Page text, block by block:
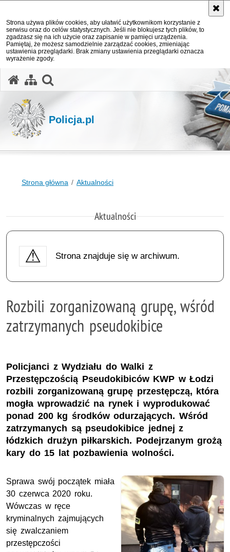
Strona używa plików cookies, aby ułatwić użytkownikom korzystanie z
serwisu oraz do celów statystycznych. Jeśli nie blokujesz tych plików, to
zgadzasz się na ich użycie oraz zapisanie w pamięci urządzenia.
Pamiętaj, że możesz samodzielnie zarządzać cookies, zmieniając
ustawienia przeglądarki. Brak zmiany ustawienia przeglądarki oznacza
wyrażenie zgody.
Policja.pl
Strona główna Aktualności
Aktualności
Strona znajduje się w archiwum.
Rozbili zorganizowaną grupę, wśród
zatrzymanych pseudokibice
Policjanci z Wydziału do Walki z
Przestępczością Pseudokibiców KWP w Łodzi
rozbili zorganizowaną grupę przestępczą, która
mogła wprowadzić na rynek i wyprodukować
ponad 200 kg środków odurzających. Wśród
zatrzymanych są pseudokibice jednej z
łódzkich drużyn piłkarskich. Podejrzanym grożą
kary do 15 lat pozbawienia wolności.
Sprawa swój początek miała
30 czerwca 2020 roku.
Wówczas w ręce
kryminalnych zajmujących
się zwalczaniem
przestępczości